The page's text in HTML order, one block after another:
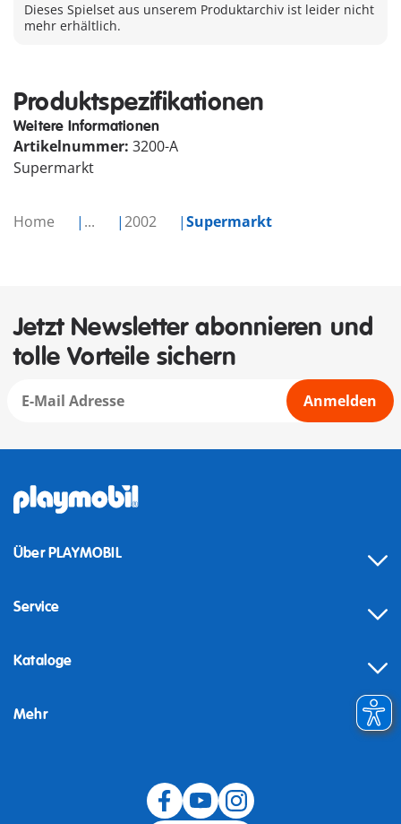
Home ... 2002 Supermarkt
Dieses Spielset aus unserem Produktarchiv ist leider nicht
mehr erhältlich.
Produktspezifikationen
Weitere Informationen
Artikelnummer: 3200-A
Supermarkt
Jetzt Newsletter abonnieren und
tolle Vorteile sichern
Anmelden
Über PLAYMOBIL
Service
Kataloge
Mehr